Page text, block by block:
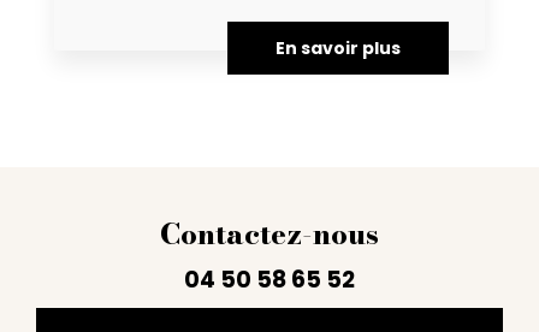
En savoir plus
Contactez-nous
04 50 58 65 52